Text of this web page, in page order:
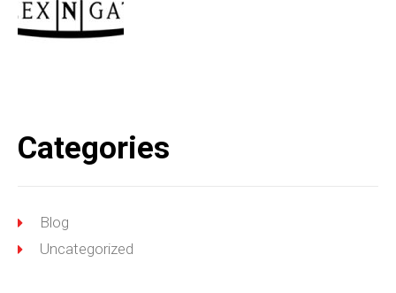
Categories
Blog
Uncategorized